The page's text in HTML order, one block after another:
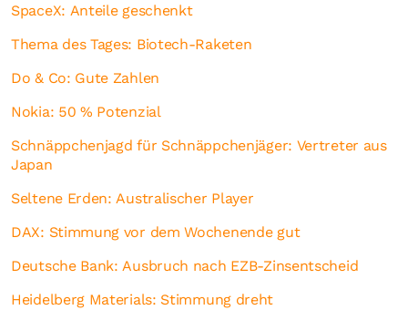
SpaceX: Anteile geschenkt
Thema des Tages: Biotech-Raketen
Do & Co: Gute Zahlen
Nokia: 50 % Potenzial
Schnäppchenjagd für Schnäppchenjäger: Vertreter aus
Japan
Seltene Erden: Australischer Player
DAX: Stimmung vor dem Wochenende gut
Deutsche Bank: Ausbruch nach EZB-Zinsentscheid
Heidelberg Materials: Stimmung dreht